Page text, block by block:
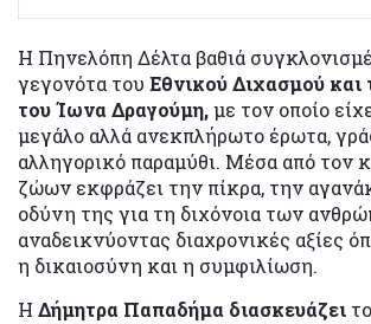
Η Πηνελόπη Δέλτα βαθιά
γεγονότα του Εθνικού Διχασμού και
του Ίωνα Δραγούμη,με τον οποίο
μεγάλο αλλά ανεκπλήρωτο έρωτα,
αλληγορικό παραμύθι. Μέσα από τον
ζώων εκφράζει την πίκρα, την
οδύνη της για τη διχόνοια των
αναδεικνύοντας διαχρονικές αξίες
η δικαιοσύνη και η συμφιλίωση.
Η Δήμητρα Παπαδήμα διασκευάζει